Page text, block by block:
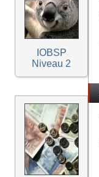
IOBSP
Niveau 2